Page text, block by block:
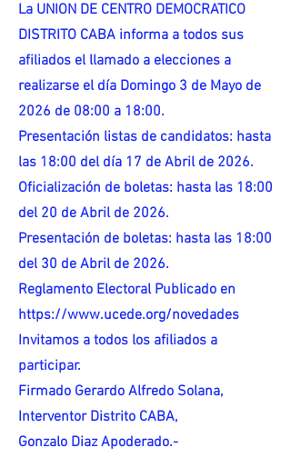
La UNION DE CENTRO DEMOCRATICO
DISTRITO CABA informa a todos sus
afiliados el llamado a elecciones a
realizarse el día Domingo 3 de Mayo de
2026 de 08:00 a 18:00.
Presentación listas de candidatos: hasta
las 18:00 del día 17 de Abril de 2026.
Oficialización de boletas: hasta las 18:00
del 20 de Abril de 2026.
Presentación de boletas: hasta las 18:00
del 30 de Abril de 2026.
Reglamento Electoral Publicado en
https://www.ucede.org/novedades
Invitamos a todos los afiliados a
participar.
Firmado Gerardo Alfredo Solana,
Interventor Distrito CABA,
Gonzalo Diaz Apoderado.-